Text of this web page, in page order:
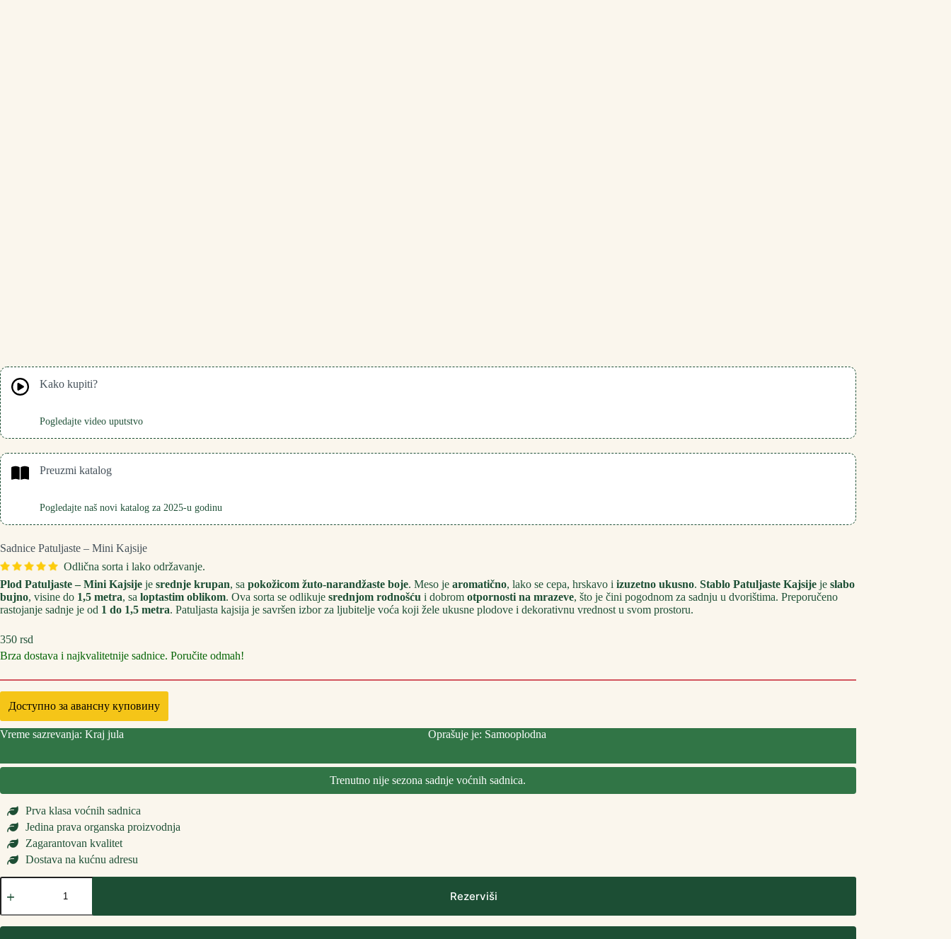
Kako kupiti?
Pogledajte video uputstvo
Preuzmi katalog
Pogledajte naš novi katalog za 2025-u godinu
Sadnice Patuljaste – Mini Kajsije
Odlična sorta i lako održavanje.
Plod Patuljaste – Mini Kajsije je srednje krupan, sa pokožicom žuto-narandžaste boje. Meso je aromatično, lako se cepa, hrskavo i izuzetno ukusno. Stablo Patuljaste Kajsije je slabo
bujno, visine do 1,5 metra, sa loptastim oblikom. Ova sorta se odlikuje srednjom rodnošću i dobrom otpornosti na mrazeve, što je čini pogodnom za sadnju u dvorištima. Preporučeno
rastojanje sadnje je od 1 do 1,5 metra. Patuljasta kajsija je savršen izbor za ljubitelje voća koji žele ukusne plodove i dekorativnu vrednost u svom prostoru.
350 rsd
Brza dostava i najkvalitetnije sadnice. Poručite odmah!
Доступно за авансну куповину
Vreme sazrevanja: Kraj jula Oprašuje je: Samooplodna
Trenutno nije sezona sadnje voćnih sadnica.
Prva klasa voćnih sadnica
Jedina prava organska proizvodnja
Zagarantovan kvalitet
Dostava na kućnu adresu
Sadnice
Patuljaste
Mini
Kajsije
Rezerviši